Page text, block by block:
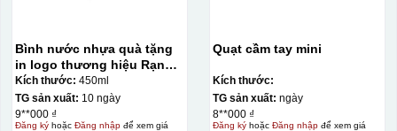
Bình nước nhựa quà tặng
in logo thương hiệu Rạng
Đông 450ml KQ-BNN01
Kích thước: 450ml
TG sản xuất: 10 ngày
9**000 ₫
Đăng kýhoặc Đăng nhậpđể xem giá
Quạt cầm tay mini
Kích thước:
TG sản xuất: ngày
8**000 ₫
Đăng kýhoặc Đăng nhậpđể xem giá